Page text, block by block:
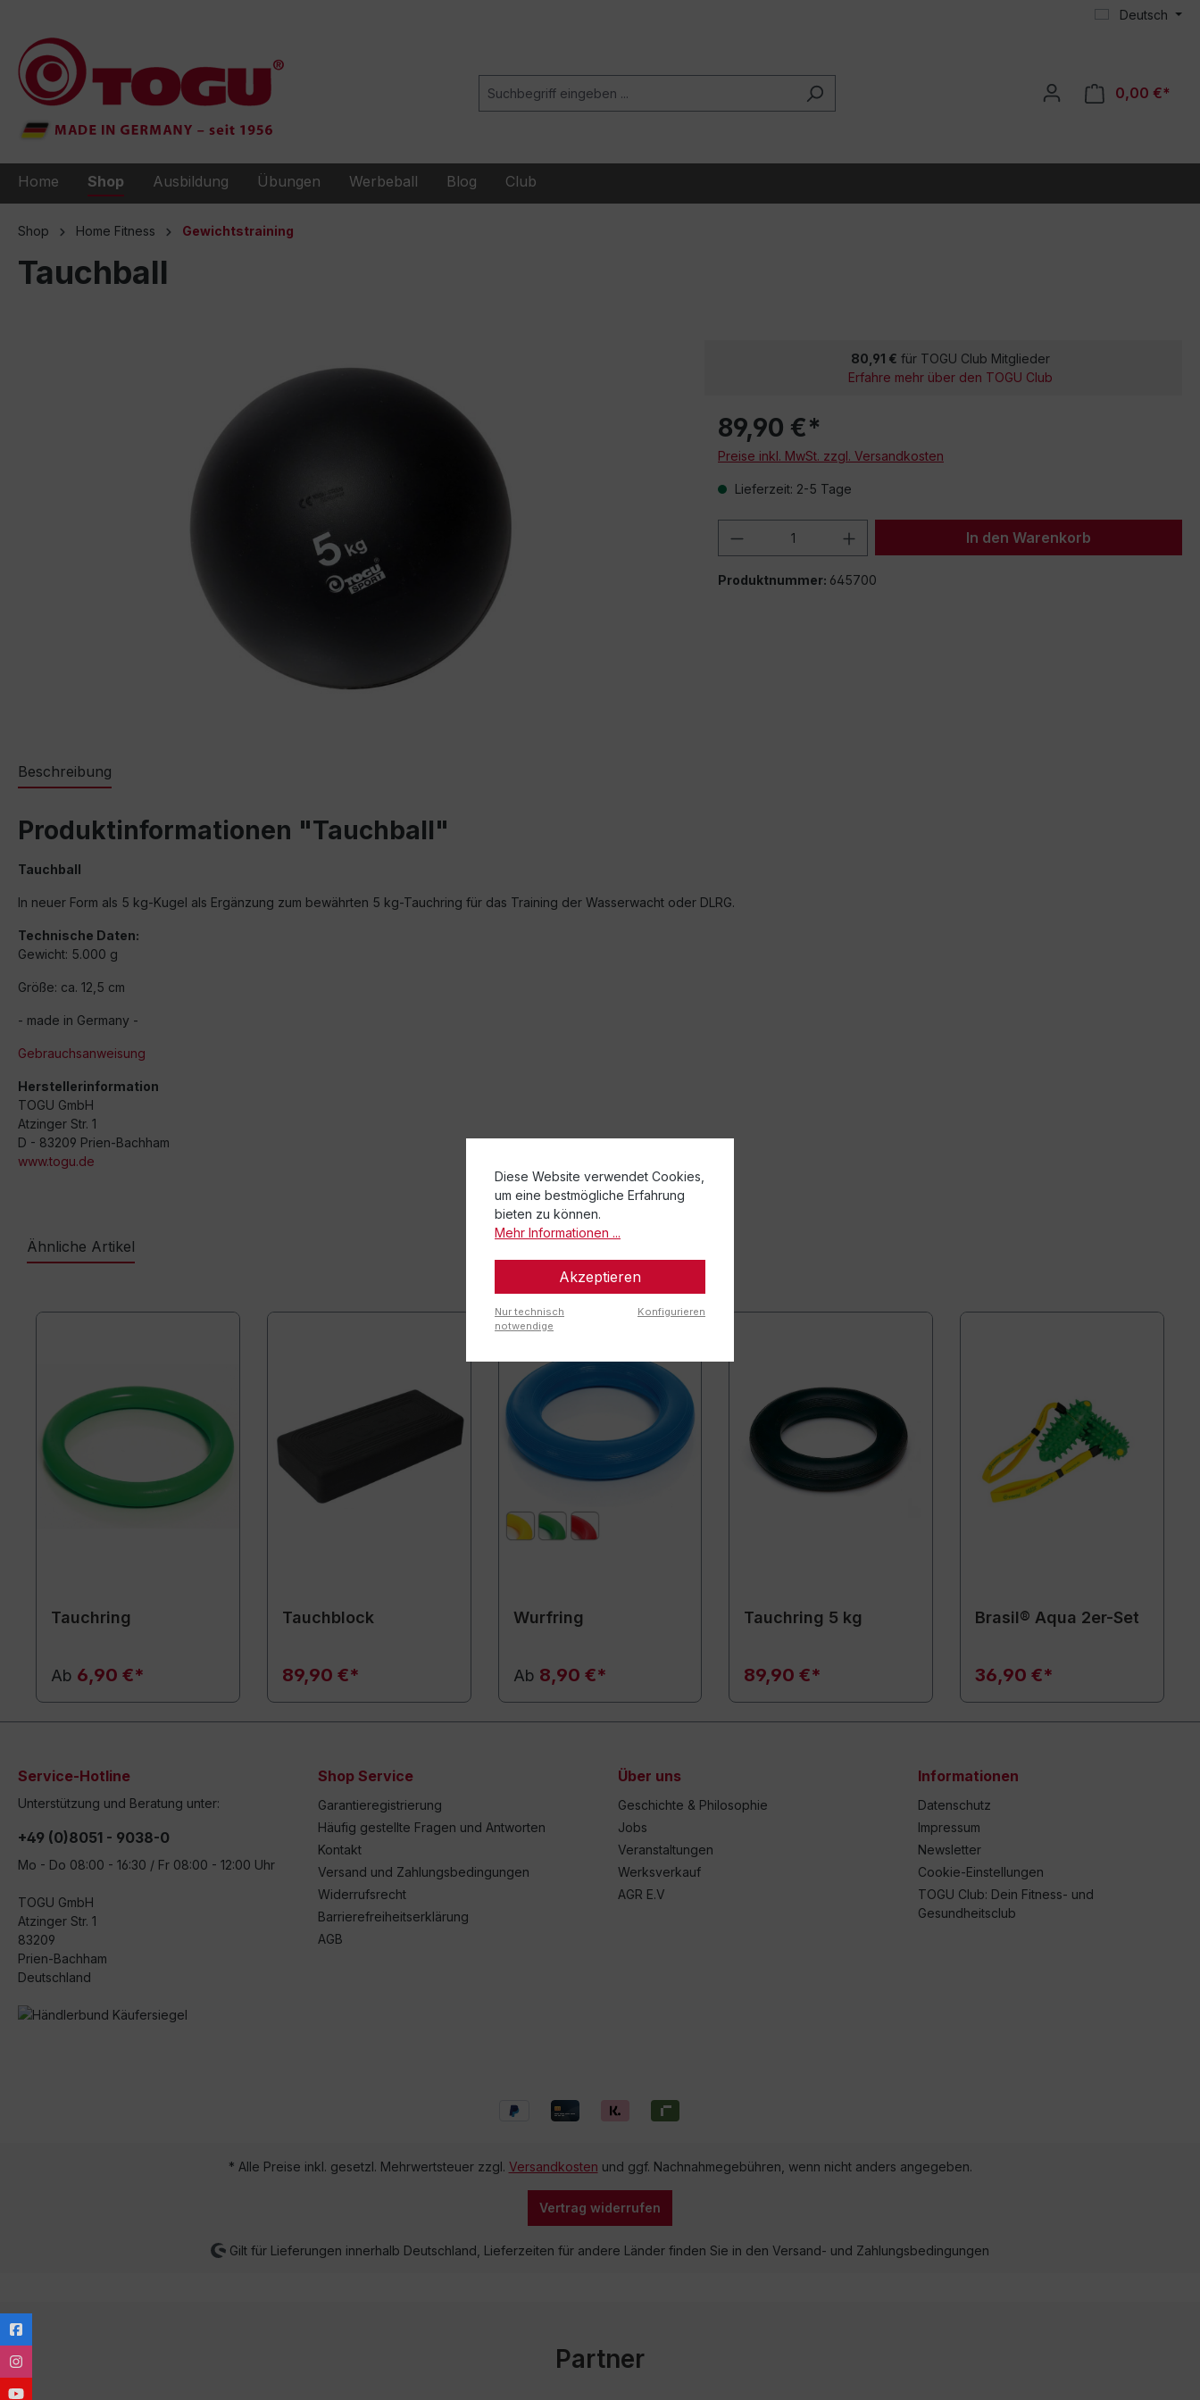
Deutsch
0,00 €*
Home Shop Ausbildung Übungen Werbeball Blog Club
Shop Home Fitness Gewichtstraining
Tauchball
80,91 € für TOGU Club Mitglieder
Erfahre mehr über den TOGU Club
89,90 €*
Preise inkl. MwSt. zzgl. Versandkosten
Lieferzeit: 2-5 Tage
Produkt Anzahl: Gib den gewünschten Wert
In den Warenkorb
Produktnummer: 645700
Beschreibung
Produktinformationen "Tauchball"
Tauchball
In neuer Form als 5 kg-Kugel als Ergänzung zum bewährten 5 kg-Tauchring für das Training der Wasserwacht oder DLRG.
Technische Daten:
Gewicht: 5.000 g
Größe: ca. 12,5 cm
- made in Germany -
Gebrauchsanweisung
Herstellerinformation
TOGU GmbH
Atzinger Str. 1
D - 83209 Prien-Bachham
www.togu.de
Ähnliche Artikel
Tauchring
Ab 6,90 €*
Tauchblock
89,90 €*
Wurfring
Ab 8,90 €*
Tauchring 5 kg
89,90 €*
Brasil® Aqua 2er-Set
36,90 €*
Service-Hotline
Unterstützung und Beratung unter:
+49 (0)8051 - 9038-0
Mo - Do 08:00 - 16:30 / Fr 08:00 - 12:00 Uhr
TOGU GmbH
Atzinger Str. 1
83209
Prien-Bachham
Deutschland
Shop Service
Garantieregistrierung
Häufig gestellte Fragen und Antworten
Kontakt
Versand und Zahlungsbedingungen
Widerrufsrecht
Barrierefreiheitserklärung
AGB
Über uns
Geschichte & Philosophie
Jobs
Veranstaltungen
Werksverkauf
AGR E.V
Informationen
Datenschutz
Impressum
Newsletter
Cookie-Einstellungen
TOGU Club: Dein Fitness- und
Gesundheitsclub
* Alle Preise inkl. gesetzl. Mehrwertsteuer zzgl. Versandkosten und ggf. Nachnahmegebühren, wenn nicht anders angegeben.
Vertrag widerrufen
Gilt für Lieferungen innerhalb Deutschland, Lieferzeiten für andere Länder finden Sie in den Versand- und Zahlungsbedingungen
Partner
Diese Website verwendet Cookies,
um eine bestmögliche Erfahrung
bieten zu können.
Mehr Informationen ...
Akzeptieren
Nur technisch
notwendige
Konfigurieren